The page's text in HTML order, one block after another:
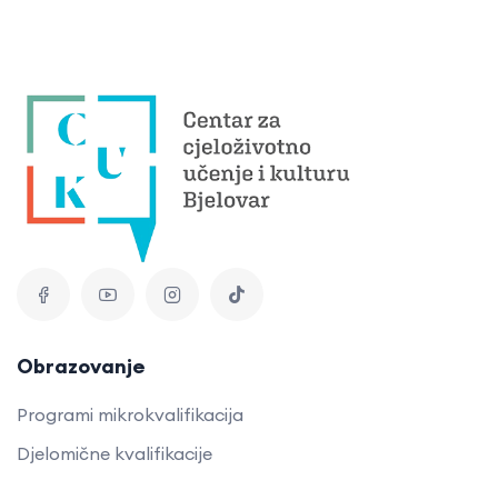
Obrazovanje
Programi mikrokvalifikacija
Djelomične kvalifikacije